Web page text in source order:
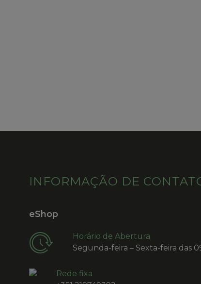
INFORMAÇÃO DE
eShop
Horário de Abertura
Segunda-feira – Sexta-feira das
Rede fixa